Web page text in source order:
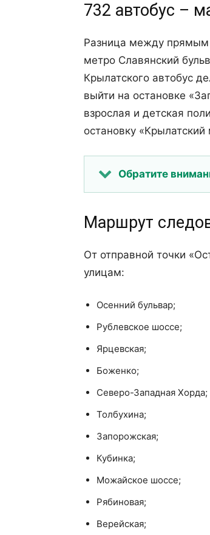
732 автобус –
Разница между прямым
метро Славянский
Крылатского автобус
выйти на остановке
взрослая и детская
остановку
Обратите
Маршрут
От отправной точки
улицам:
Осенний бульвар;
Рублевское шоссе;
Ярцевская;
Боженко;
Северо-Западная Хорда;
Толбухина;
Запорожская;
Кубинка;
Можайское шоссе;
Рябиновая;
Верейская;